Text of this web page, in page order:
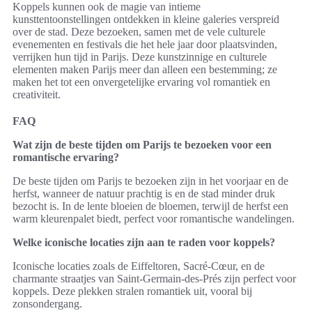
Koppels kunnen ook de magie van intieme
kunsttentoonstellingen ontdekken in kleine galeries verspreid
over de stad. Deze bezoeken, samen met de vele culturele
evenementen en festivals die het hele jaar door plaatsvinden,
verrijken hun tijd in Parijs. Deze kunstzinnige en culturele
elementen maken Parijs meer dan alleen een bestemming; ze
maken het tot een onvergetelijke ervaring vol romantiek en
creativiteit.
FAQ
Wat zijn de beste tijden om Parijs te bezoeken voor een
romantische ervaring?
De beste tijden om Parijs te bezoeken zijn in het voorjaar en de
herfst, wanneer de natuur prachtig is en de stad minder druk
bezocht is. In de lente bloeien de bloemen, terwijl de herfst een
warm kleurenpalet biedt, perfect voor romantische wandelingen.
Welke iconische locaties zijn aan te raden voor koppels?
Iconische locaties zoals de Eiffeltoren, Sacré-Cœur, en de
charmante straatjes van Saint-Germain-des-Prés zijn perfect voor
koppels. Deze plekken stralen romantiek uit, vooral bij
zonsondergang.